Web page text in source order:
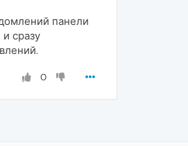
панели
сразу
0